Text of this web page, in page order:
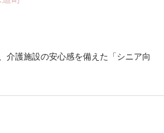
介護施設の安心感を備えた「シニア向